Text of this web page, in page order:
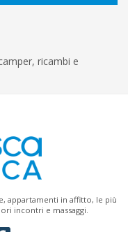
ricambi e
appartamenti in affitto, le più
incontri e massaggi.